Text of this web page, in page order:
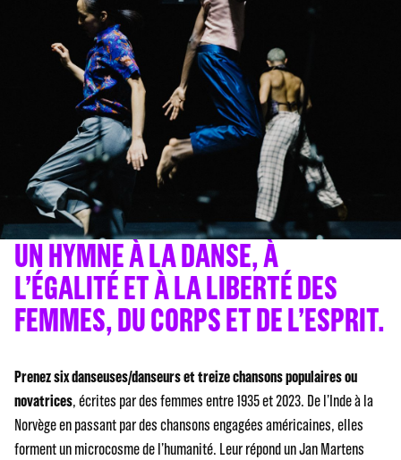
UN HYMNE À LA DANSE, À
L’ÉGALITÉ ET À LA LIBERTÉ DES
FEMMES, DU CORPS ET DE L’ESPRIT.
Prenez six danseuses/danseurs et treize chansons populaires ou
novatrices, écrites par des femmes entre 1935 et 2023. De l’Inde à la
Norvège en passant par des chansons engagées américaines, elles
forment un microcosme de l’humanité. Leur répond un Jan Martens